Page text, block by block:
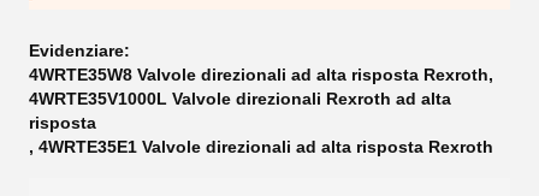
Evidenziare:
4WRTE35W8 Valvole direzionali ad alta risposta Rexroth,
4WRTE35V1000L Valvole direzionali Rexroth ad alta
risposta
, 4WRTE35E1 Valvole direzionali ad alta risposta Rexroth